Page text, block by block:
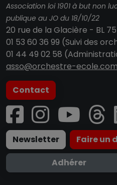
Association loi 1901 à but non
publique au JO du 18/10/22
20 rue de la Glacière - BL
01 53 60 36 99 (Suivi des
01 44 49 02 58
asso@orchestre-ecole.com
Contact
Newsletter
Faire un
Adhérer